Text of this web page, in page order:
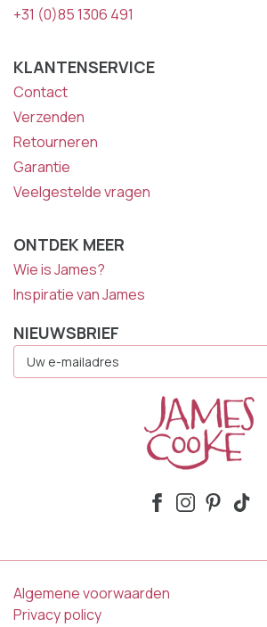
+31 (0)85 1306 491
KLANTENSERVICE
Contact
Verzenden
Retourneren
Garantie
Veelgestelde vragen
ONTDEK MEER
Wie is James?
Inspiratie van James
NIEUWSBRIEF
Mailadres
Algemene voorwaarden
Privacy policy